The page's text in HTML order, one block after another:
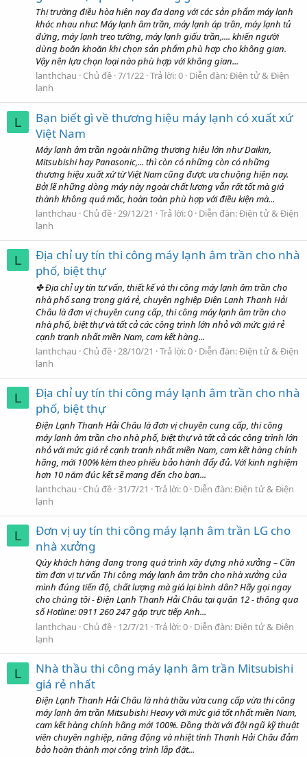
Thị trường điều hòa hiện nay đa dạng với các sản phẩm máy lạnh
khác nhau như: Máy lạnh âm trần, máy lạnh áp trần, máy lạnh tủ
đứng, máy lạnh treo tường, máy lạnh giấu trần,.... khiến người
dùng boăn khoăn khi chọn sản phẩm phù hợp cho không gian.
Vậy nên lựa chọn loại nào phù hợp với không gian...
lanthchau
Chủ đề 7/1/22 Trả lời: 0 Diễn đàn:Điện tử & Điện
lạnh
L
Bạn biết gì về thương hiệu máy lạnh có xuất xứ
Việt Nam
Máy lạnh âm trần ngoài những thương hiệu lớn như Daikin,
Mitsubishi hay Panasonic,... thì còn có những còn có những
thương hiệu xuất xứ từ Việt Nam cũng được ưa chuộng hiện nay.
Bởi lẽ những dòng máy này ngoài chất lượng vẫn rất tốt mà giá
thành không quá mắc, hoàn toàn phù hợp với điều kiện mà...
lanthchau
Chủ đề 29/12/21 Trả lời: 0 Diễn đàn:Điện tử & Điện
lạnh
L
Địa chỉ uy tín thi công máy lạnh âm trần cho nhà
phố, biệt thự
✤ Địa chỉ uy tín tư vấn, thiết kế và thi công máy lạnh âm trần cho
nhà phố sang trọng giá rẻ, chuyên nghiệp Điện Lạnh Thanh Hải
Châu là đơn vị chuyên cung cấp, thi công máy lạnh âm trần cho
nhà phố, biệt thự và tất cả các công trình lớn nhỏ với mức giá rẻ
cạnh tranh nhất miền Nam, cam kết hàng...
lanthchau
Chủ đề 28/10/21 Trả lời: 0 Diễn đàn:Điện tử & Điện
lạnh
L
Địa chỉ uy tín thi công máy lạnh âm trần cho nhà
phố, biệt thự
Điện Lạnh Thanh Hải Châu là đơn vị chuyên cung cấp, thi công
máy lạnh âm trần cho nhà phố, biệt thự và tất cả các công trình lớn
nhỏ với mức giá rẻ cạnh tranh nhất miền Nam, cam kết hàng chính
hãng, mới 100% kèm theo phiếu bảo hành đẩy đủ. Với kinh nghiệm
hơn 10 năm đúc kết sẽ mang đến cho bạn...
lanthchau
Chủ đề 31/7/21 Trả lời: 0 Diễn đàn:Điện tử & Điện
lạnh
L
Đơn vị uy tín thi công máy lạnh âm trần LG cho
nhà xưởng
Qúy khách hàng đang trong quá trình xây dựng nhà xưởng – Cần
tìm đơn vị tư vấn Thi công máy lạnh âm trần cho nhà xưởng của
mình đúng tiến độ, chất lượng mà giá lại bình dân? Hãy gọi ngay
cho chúng tôi - Điện Lạnh Thanh Hải Châu tại quận 12 - thông qua
số Hotline: 0911 260 247 gặp trực tiếp Anh...
lanthchau
Chủ đề 12/7/21 Trả lời: 0 Diễn đàn:Điện tử & Điện
lạnh
L
Nhà thầu thi công máy lạnh âm trần Mitsubishi
giá rẻ nhất
Điện Lạnh Thanh Hải Châu là nhà thầu vừa cung cấp vừa thi công
máy lạnh âm trần Mitsubishi Heavy với mức giá tốt nhất miền Nam,
cam kết hàng chính hãng mới 100%. Đồng thời với đội ngũ kỹ thuật
viên chuyên nghiệp, năng động và nhiệt tình Thanh Hải Châu đảm
bảo hoàn thành mọi công trình lắp đặt...